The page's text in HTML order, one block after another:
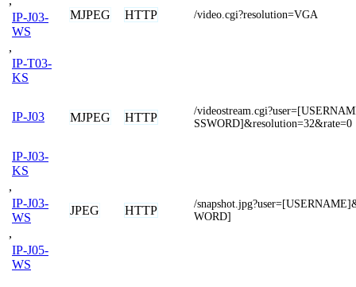
IP-J03-
WS
,
IP-T03-
KS
MJPEG HTTP /video.cgi?resolution=VGA
IP-J03 MJPEG HTTP
/
SSWORD]&resolution=32&rate=0
IP-J03-
KS
,
IP-J03-
WS
,
IP-J05-
WS
JPEG HTTP
/
WORD]